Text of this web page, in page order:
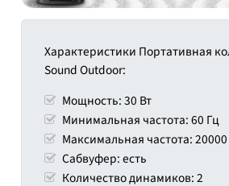
Характеристики Портативная
Sound Outdoor:
Мощность: 30 Вт
Минимальная частота: 60 Гц
Максимальная частота:
Сабвуфер: есть
Количество динамиков: 2